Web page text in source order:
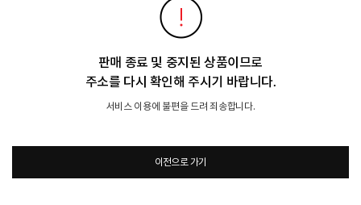
판매 종료 및 중지된 상품이므로
주소를 다시 확인해 주시기 바랍니다.
서비스 이용에 불편을 드려 죄송합니다.
이전으로 가기